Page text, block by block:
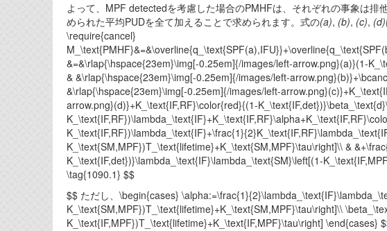
よって、MPF detectedを考慮した場合のPMHFは、それぞれの事象は排
められた平均PUDを全て加えることで求められます。式の(a), (b), (c), (d)
\require{cancel}
&=&\rlap{\hspace{23em}\img[-0.25em]{/images/left-arrow.png}(a)}(1-
& &\rlap{\hspace{23em}\img[-0.25em]{/images/left-
&\rlap{\hspace{23em}\img[-0.25em]{/images/left-
arrow.png}(d)}+K_\text{IF,RF}\color{red}{(1-
K_\text{SM,MPF})T_\text{lifetime}+K_\text{SM,MPF}\tau\right]\\ &
K_\text{IF,det})}\lambda_\text{IF}\lambda_\text{SM}\left[(1-
\tag{1090.1} $$
$$ ただし、\begin{cases}
K_\text{SM,MPF})T_\text{lifetime}+K_\text{SM,MPF}\tau\right]\\
K_\text{IF,MPF})T_\text{lifetime}+K_\text{IF,MPF}\tau\right] \end{cases}